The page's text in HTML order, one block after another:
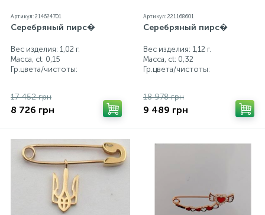
Артикул: 214624701
Серебряный пирс�
Вес изделия: 1,02 г.
Масса, ct: 0,15
Гр.цвета/чистоты:
17 452 грн
8 726 грн
Артикул: 221168601
Серебряный пирс�
Вес изделия: 1,12 г.
Масса, ct: 0,32
Гр.цвета/чистоты:
18 978 грн
9 489 грн